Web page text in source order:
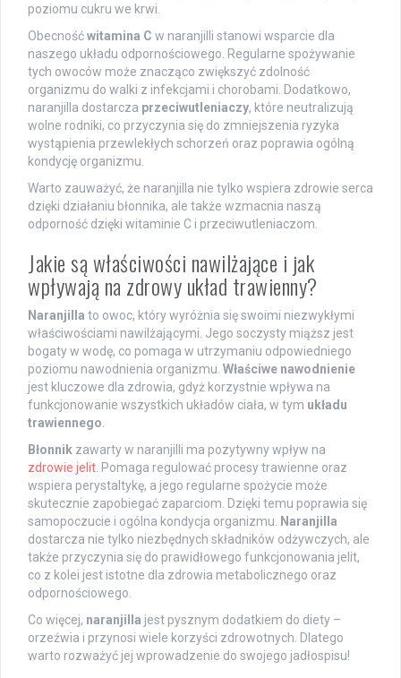
poziomu cukru we krwi.
Obecnośćwitamina C w naranjilli stanowi wsparcie dla
naszego układu odpornościowego. Regularne spożywanie
tych owoców może znacząco zwiększyć zdolność
organizmu do walki z infekcjami i chorobami. Dodatkowo,
naranjilla dostarcza przeciwutleniaczy, które neutralizują
wolne rodniki, co przyczynia się do zmniejszenia ryzyka
wystąpienia przewlekłych schorzeń oraz poprawia ogólną
kondycję organizmu.
Warto zauważyć, że naranjilla nie tylko wspiera zdrowie serca
dzięki działaniu błonnika, ale także wzmacnia naszą
odporność dzięki witaminie C i przeciwutleniaczom.
Jakie są właściwości nawilżające i jak
wpływają na zdrowy układ trawienny?
Naranjilla to owoc, który wyróżnia się swoimi niezwykłymi
właściwościami nawilżającymi. Jego soczysty miąższ jest
bogaty w wodę, co pomaga w utrzymaniu odpowiedniego
poziomu nawodnienia organizmu. Właściwe nawodnienie
jest kluczowe dla zdrowia, gdyż korzystnie wpływa na
funkcjonowanie wszystkich układów ciała, w tym układu
trawiennego
Błonnik zawarty w naranjilli ma pozytywny wpływ na
zdrowie jelit . Pomaga regulować procesy trawienne oraz
wspiera perystaltykę, a jego regularne spożycie może
skutecznie zapobiegać zaparciom. Dzięki temu poprawia się
samopoczucie i ogólna kondycja organizmu.
Naranjilla
dostarcza nie tylko niezbędnych składników odżywczych, ale
także przyczynia się do prawidłowego funkcjonowania jelit,
co z kolei jest istotne dla zdrowia metabolicznego oraz
odpornościowego.
Co więcej, naranjilla jest pysznym dodatkiem do diety –
orzeźwia i przynosi wiele korzyści zdrowotnych. Dlatego
warto rozważyć jej wprowadzenie do swojego jadłospisu!